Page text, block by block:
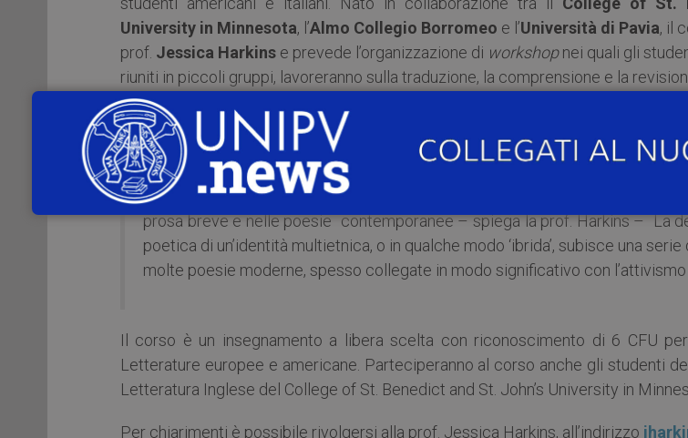
University in Minnesota, l’Almo Collegio Borromeo e l’Università di Pavia, il
prof. Jessica Harkins e prevede l’organizzazione di workshopnei quali gli
riuniti in piccoli gruppi, lavoreranno sulla traduzione, la comprensione e la
In questo modo condivideranno e svilupperanno le loro doti di scrittura in un
destinato a far emergere interessi comuni ma anche diversi approcci ai
«Quest’anno il corso affronta un argomento particolare: gli esempi di
prosa breve e nelle poesie contemporanee – spiega la prof. Harkins – La
poetica di un’identità multietnica, o in qualche modo ‘ibrida’, subisce una
molte poesie moderne, spesso collegate in modo significativo con l’attivismo
Il corso è un insegnamento a libera scelta con riconoscimento di 6 CFU
Letterature europee e americane. Parteciperanno al corso anche gli studenti
Letteratura Inglese del College of St. Benedict and St. John’s University in
Per chiarimenti è possibile rivolgersi alla prof. Jessica Harkins, all’indirizzo